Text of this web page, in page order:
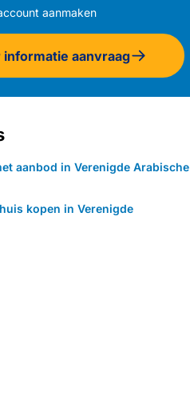
aanmaken
aanvraag
aanbod in Verenigde Arabische
kopen in Verenigde